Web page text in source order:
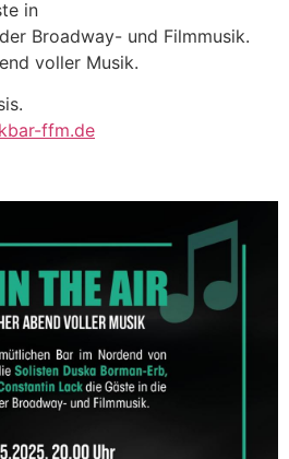
in
Broadway- und Filmmusik.
voller Musik.
ffm.de